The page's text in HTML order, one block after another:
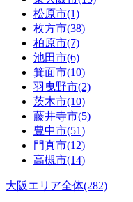
松原市(1)
枚方市(38)
柏原市(7)
池田市(6)
箕面市(10)
羽曳野市(2)
茨木市(10)
藤井寺市(5)
豊中市(51)
門真市(12)
高槻市(14)
大阪エリア全体(282)